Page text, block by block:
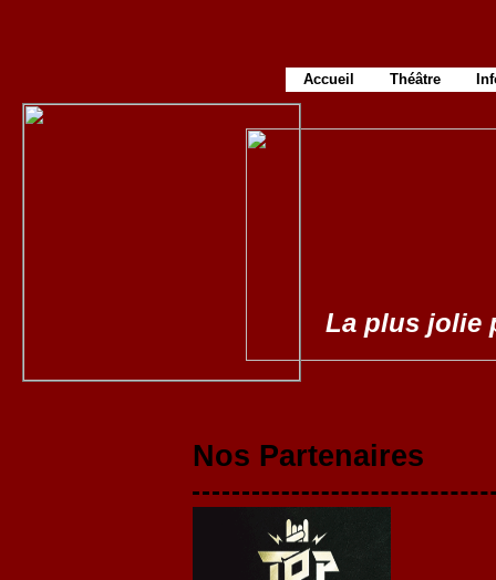
Nos Partenaires
La plus jolie
Accueil Théâtre